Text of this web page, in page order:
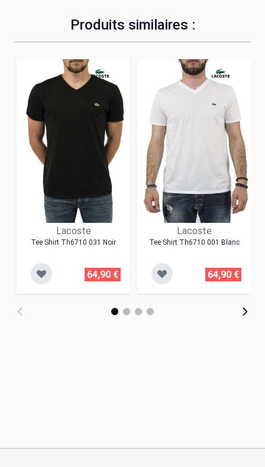
Produits similaires :
Lacoste
Tee Shirt Th6710 031 Noir
64,90 €
Lacoste
Tee Shirt Th6710 001 Blanc
64,90 €